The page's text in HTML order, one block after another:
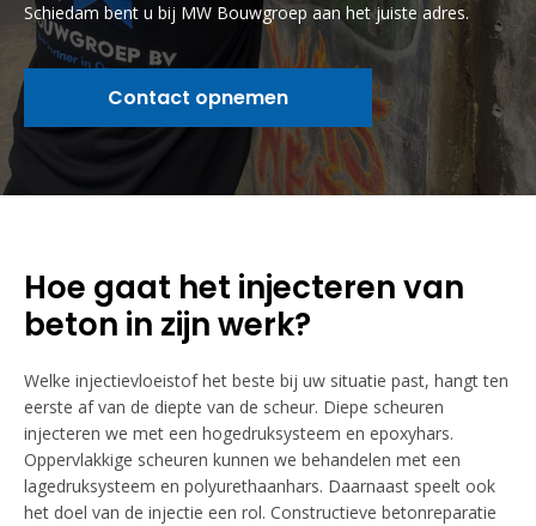
Schiedam bent u bij MW Bouwgroep aan het juiste adres.
Contact opnemen
Hoe gaat het injecteren van
beton in zijn werk?
Welke injectievloeistof het beste bij uw situatie past, hangt ten
eerste af van de diepte van de scheur. Diepe scheuren
injecteren we met een hogedruksysteem en epoxyhars.
Oppervlakkige scheuren kunnen we behandelen met een
lagedruksysteem en polyurethaanhars. Daarnaast speelt ook
het doel van de injectie een rol. Constructieve betonreparatie